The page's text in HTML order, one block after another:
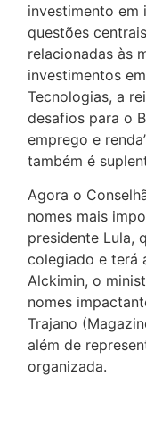
investimento em
questões
relacionadas às
investimentos
Tecnologias, a
desafios para o
emprego e
também é
Agora o
nomes mais
presidente Lula,
colegiado e terá
Alckimin, o
nomes
Trajano
além de
organizada.